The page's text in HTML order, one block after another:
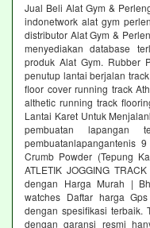
Jual Beli Alat Gym &
indonetwork alat gym
distributor Alat Gym &
menyediakan database
produk Alat Gym. Rubber
penutup lantai berjalan
floor cover running track
althetic running track
Lantai Karet Untuk
pembuatan lapangan
pembuatanlapangantenis
Crumb Powder (Tepung
ATLETIK JOGGING
dengan Harga Murah |
watches Daftar harga
dengan spesifikasi terbaik.
dengan garansi resmi